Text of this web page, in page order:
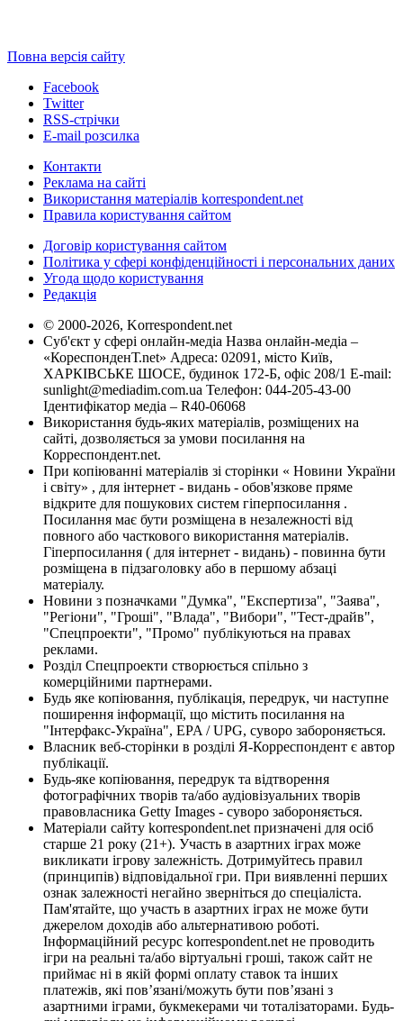
Повна версія сайту
Facebook
Twitter
RSS-стрічки
E-mail розсилка
Контакти
Реклама на сайті
Використання матеріалів korrespondent.net
Правила користування сайтом
Договір користування сайтом
Політика у сфері конфіденційності і персональних даних
Угода щодо користування
Редакція
© 2000-2026, Korrespondent.net
Суб'єкт у сфері онлайн-медіа Назва онлайн-медіа –
«КореспонденТ.net» Адреса: 02091, місто Київ,
ХАРКІВСЬКЕ ШОСЕ, будинок 172-Б, офіс 208/1 E-mail:
sunlight@mediadim.com.ua Телефон: 044-205-43-00
Ідентифікатор медіа – R40-06068
Використання будь-яких матеріалів, розміщених на
сайті, дозволяється за умови посилання на
Корреспондент.net.
При копіюванні матеріалів зі сторінки « Новини України
і світу» , для інтернет - видань - обов'язкове пряме
відкрите для пошукових систем гіперпосилання .
Посилання має бути розміщена в незалежності від
повного або часткового використання матеріалів.
Гіперпосилання ( для інтернет - видань) - повинна бути
розміщена в підзаголовку або в першому абзаці
матеріалу.
Новини з позначками "Думка", "Експертиза", "Заява",
"Регіони", "Гроші", "Влада", "Вибори", "Тест-драйв",
"Спецпроекти", "Промо" публікуються на правах
реклами.
Розділ Спецпроекти створюється спільно з
комерційними партнерами.
Будь яке копіювання, публікація, передрук, чи наступне
поширення інформації, що містить посилання на
"Інтерфакс-Україна", EPA / UPG, суворо забороняється.
Власник веб-сторінки в розділі Я-Корреспондент є автор
публікації.
Будь-яке копіювання, передрук та відтворення
фотографічних творів та/або аудіовізуальних творів
правовласника Getty Images - суворо забороняється.
Матеріали сайту korrespondent.net призначені для осіб
старше 21 року (21+). Участь в азартних іграх може
викликати ігрову залежність. Дотримуйтесь правил
(принципів) відповідальної гри. При виявленні перших
ознак залежності негайно зверніться до спеціаліста.
Пам'ятайте, що участь в азартних іграх не може бути
джерелом доходів або альтернативою роботі.
Інформаційний ресурс korrespondent.net не проводить
ігри на реальні та/або віртуальні гроші, також сайт не
приймає ні в якій формі оплату ставок та інших
платежів, які пов’язані/можуть бути пов’язані з
азартними іграми, букмекерами чи тоталізаторами. Будь-